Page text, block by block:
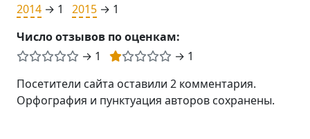
2014 → 1 2015 → 1
Число отзывов по оценкам:
→ 1
→ 1
Посетители сайта оставили 2 комментария.
Орфография и пунктуация авторов сохранены.